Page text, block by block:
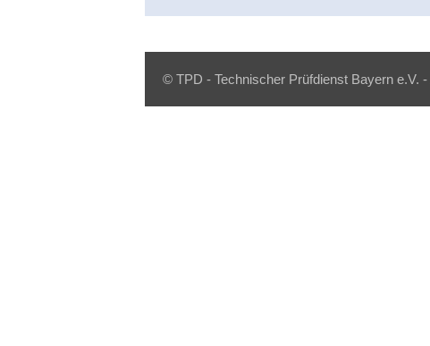
© TPD - Technischer Prüfdienst Bayern e.V.